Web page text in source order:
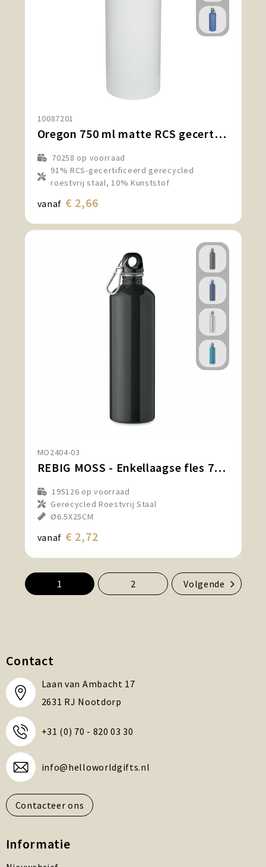
10087201
Oregon 750 ml matte RCS gecertificeerde enkelwandige roestvrijstalen waterfles met karabijnhaak
70258 op voorraad
91% RCS-gecertificeerd gerecycled
roestvrij staal, 10% Kunststof
vanaf € 2,66
MO2404-03
REBIG MOSS - Enkellaagse fles 750ml
195126 op voorraad
Gerecycled Roestvrij Staal
Ø6.5X25CM
vanaf € 2,72
1 2 Volgende
Contact
Laan van Ambacht 17
2631 RJ Nootdorp
+31 (0) 70 - 820 03 30
info@helloworldgifts.nl
Contacteer ons
Informatie